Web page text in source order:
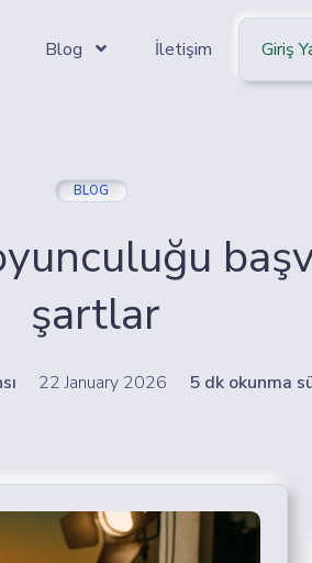
Blog İletişim Giriş
BLOG
şartlar
22 January 2026 5 dk okunma